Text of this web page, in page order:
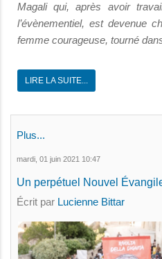
Magali qui, après avoir
l’évènementiel, est devenue
femme courageuse, tourné
LIRE LA SUITE...
Plus...
mardi, 01 juin 2021 10:47
Un perpétuel Nouvel
Écrit par Lucienne Bittar